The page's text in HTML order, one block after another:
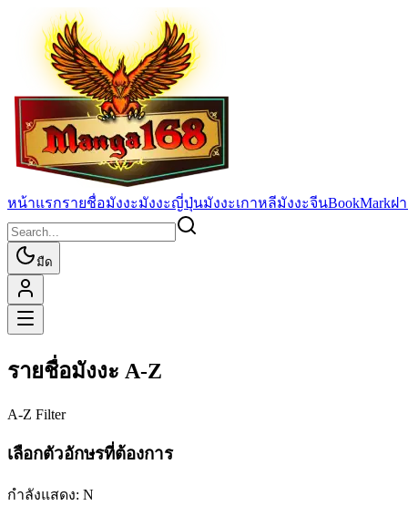
หน้าแรกรายชื่อมังงะมังงะญี่ปุ่นมังงะเกาหลีมังงะจีนBookMarkฝ
มืด
รายชื่อมังงะ A-Z
A-Z Filter
เลือกตัวอักษรที่ต้องการ
กำลังแสดง: N